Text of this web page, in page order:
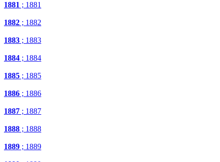
1881 ; 1881
1882 ; 1882
1883 ; 1883
1884 ; 1884
1885 ; 1885
1886 ; 1886
1887 ; 1887
1888 ; 1888
1889 ; 1889